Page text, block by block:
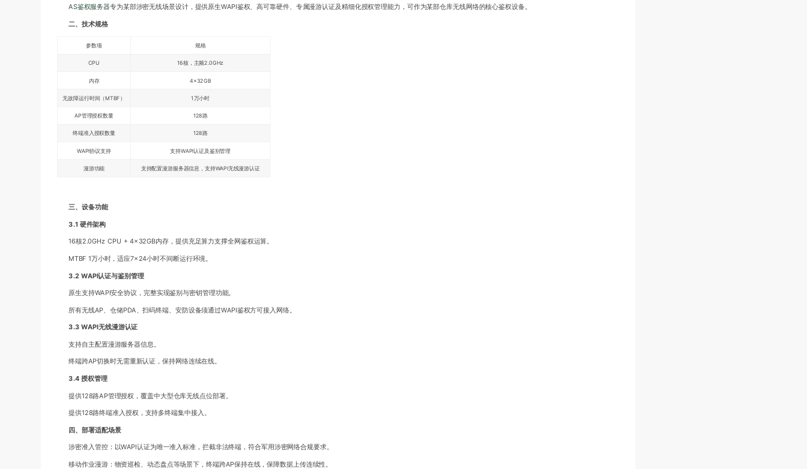
AS鉴权服务器专为某部涉密无线场景设计，提供原生WAPI鉴权、高可靠硬件、专属漫游认证及精细化授权管理能力，可作为某部仓库无线网络的核心鉴权设备。
二、技术规格
参数项 规格
CPU 16核，主频2.0GHz
内存 4×32GB
无故障运行时间（MTBF） 1万小时
AP管理授权数量 128路
终端准入授权数量 128路
WAPI协议支持 支持WAPI认证及鉴别管理
漫游功能 支持配置漫游服务器信息，支持WAPI无线漫游认证
三、设备功能
3.1 硬件架构
16核2.0GHz CPU + 4×32GB内存，提供充足算力支撑全网鉴权运算。
MTBF 1万小时，适应7×24小时不间断运行环境。
3.2 WAPI认证与鉴别管理
原生支持WAPI安全协议，完整实现鉴别与密钥管理功能。
所有无线AP、仓储PDA、扫码终端、安防设备须通过WAPI鉴权方可接入网络。
3.3 WAPI无线漫游认证
支持自主配置漫游服务器信息。
终端跨AP切换时无需重新认证，保持网络连续在线。
3.4 授权管理
提供128路AP管理授权，覆盖中大型仓库无线点位部署。
提供128路终端准入授权，支持多终端集中接入。
四、部署适配场景
涉密准入管控：以WAPI认证为唯一准入标准，拦截非法终端，符合军用涉密网络合规要求。
移动作业漫游：物资巡检、动态盘点等场景下，终端跨AP保持在线，保障数据上传连续性。